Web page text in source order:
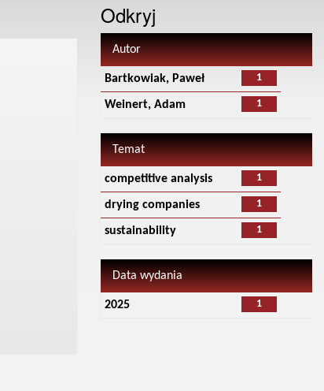
Odkryj
Autor
1
Bartkowiak, Paweł
1
Weinert, Adam
Temat
1
competitive analysis
1
drying companies
1
sustainability
Data wydania
1
2025